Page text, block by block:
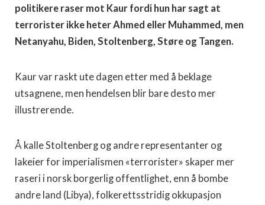
politikere raser mot Kaur fordi hun har sagt at
terrorister ikke heter Ahmed eller Muhammed, men
Netanyahu, Biden, Stoltenberg, Støre og Tangen.
Kaur var raskt ute dagen etter med å beklage
utsagnene, men hendelsen blir bare desto mer
illustrerende.
Å kalle Stoltenberg og andre representanter og
lakeier for imperialismen «terrorister» skaper mer
raseri i norsk borgerlig offentlighet, enn å bombe
andre land (Libya), folkerettsstridig okkupasjon